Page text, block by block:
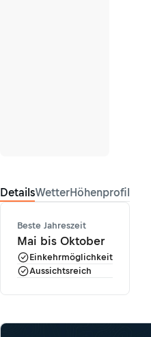
DetailsWetterHöhenprofil
Beste Jahreszeit
Mai bis Oktober
Einkehrmöglichkeit
Aussichtsreich